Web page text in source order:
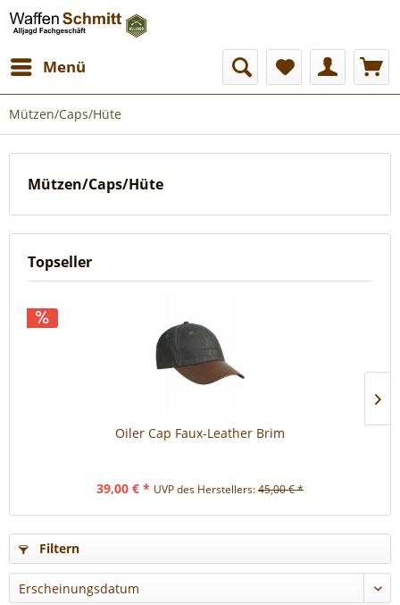
Menü
Mützen/Caps/Hüte
Mützen/Caps/Hüte
Topseller
Oiler Cap Faux-Leather Brim
39,00 € * UVP des Herstellers:45,00 € *
Filtern